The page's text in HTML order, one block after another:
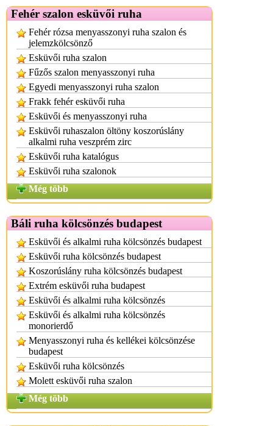
Fehér szalon esküvői ruha
Fehér rózsa menyasszonyi ruha szalon és
jelemzkölcsönző
Esküvői ruha szalon
Fűzős szalon menyasszonyi ruha
Egyedi menyasszonyi ruha szalon
Frakk fehér esküvői ruha
Esküvői és menyasszonyi ruha
Esküvői ruhaszalon öltöny koszorúslány
alkalmi ruha veszprém zirc
Esküvői ruha katalógus
Esküvői ruha szalonok
Még több
Báli ruha kölcsönzés budapest
Esküvői és alkalmi ruha kölcsönzés budapest
Esküvői ruha kölcsönzés budapest
Koszorúslány ruha kölcsönzés budapest
Extrém esküvői ruha budapest
Esküvői és alkalmi ruha kölcsönzés
Esküvői és alkalmi ruha kölcsönzés
monorierdő
Menyasszonyi ruha és kellékei kölcsönzése
budapest
Esküvői ruha kölcsönzés
Molett esküvői ruha szalon
Még több